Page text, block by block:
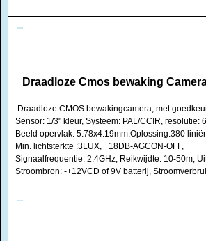
Draadloze Cmos bewaking
Draadloze CMOS bewakingcamera, met
Sensor: 1/3" kleur, Systeem: PAL/CCIR, resolutie:
Beeld opervlak: 5.78x4.19mm,Oplossing:380
Min. lichtsterkte :3LUX, +18DB-AGCON-OFF,
Signaalfrequentie: 2,4GHz, Reikwijdte: 10-50m,
Stroombron: -+12VCD of 9V batterij,